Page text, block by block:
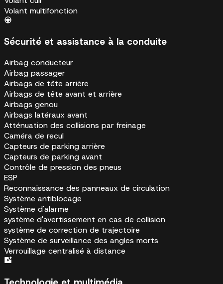
Volant multifonction
Sécurité et assistance à la conduite
Airbag conducteur
Airbag passager
Airbags de tête arrière
Airbags de tête avant et arrière
Airbags genou
Airbags latéraux avant
Atténuation des collisions par freinage
Caméra de recul
Capteurs de parking arrière
Capteurs de parking avant
Contrôle de pression des pneus
ESP
Reconnaissance des panneaux de circulation
Système antiblocage
Système d'alarme
système d'avertissement en cas de collision
système de correction de trajectoire
Système de surveillance des angles morts
Verrouillage centralisé à distance